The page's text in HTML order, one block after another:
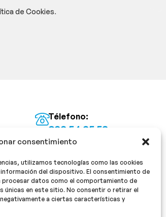
consentimiento
utilizamos tecnologías como las cookies
del dispositivo. El consentimiento de
datos como el comportamiento de
únicas en este sitio. No consentir o retirar el
a ciertas características y
de Cookies.
Télefono:
922 54 25 53
Email:
¡Síguenos!